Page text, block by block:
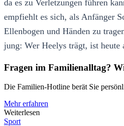
da es zu Verletzungen führen
empfiehlt es sich, als Anfänger
Ellenbogen und Händen zu
jung: Wer Heelys trägt, ist heute
Fragen im Familienalltag?
Die Familien-Hotline berät Sie
Mehr erfahren
Weiterlesen
Sport